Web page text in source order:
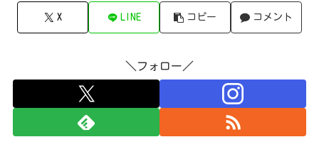
X LINE コピー コメント
＼フォロー／